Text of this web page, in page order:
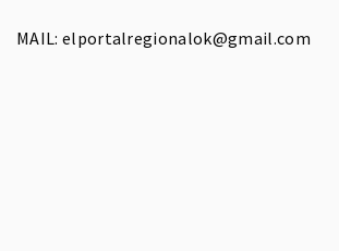
MAIL: elportalregionalok@gmail.com